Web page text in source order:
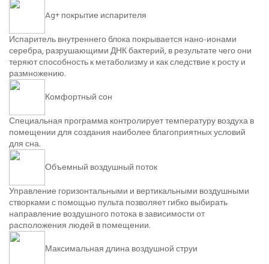
Ag+ покрытие испарителя
Испаритель внутреннего блока покрывается нано-ионами
серебра, разрушающими ДНК бактерий, в результате чего они
теряют способность к метаболизму и как следствие к росту и
размножению.
Комфортный сон
Специальная программа контролирует температуру воздуха в
помещении для создания наиболее благоприятных условий
для сна.
Объемный воздушный поток
Управление горизонтальными и вертикальными воздушными
створками с помощью пульта позволяет гибко выбирать
направление воздушного потока в зависимости от
расположения людей в помещении.
Максимальная длина воздушной струи